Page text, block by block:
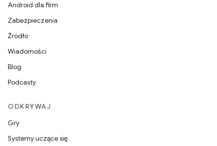
Android dla firm
Zabezpieczenia
Źródło
Wiadomości
Blog
Podcasty
ODKRYWAJ
Gry
Systemy uczące się